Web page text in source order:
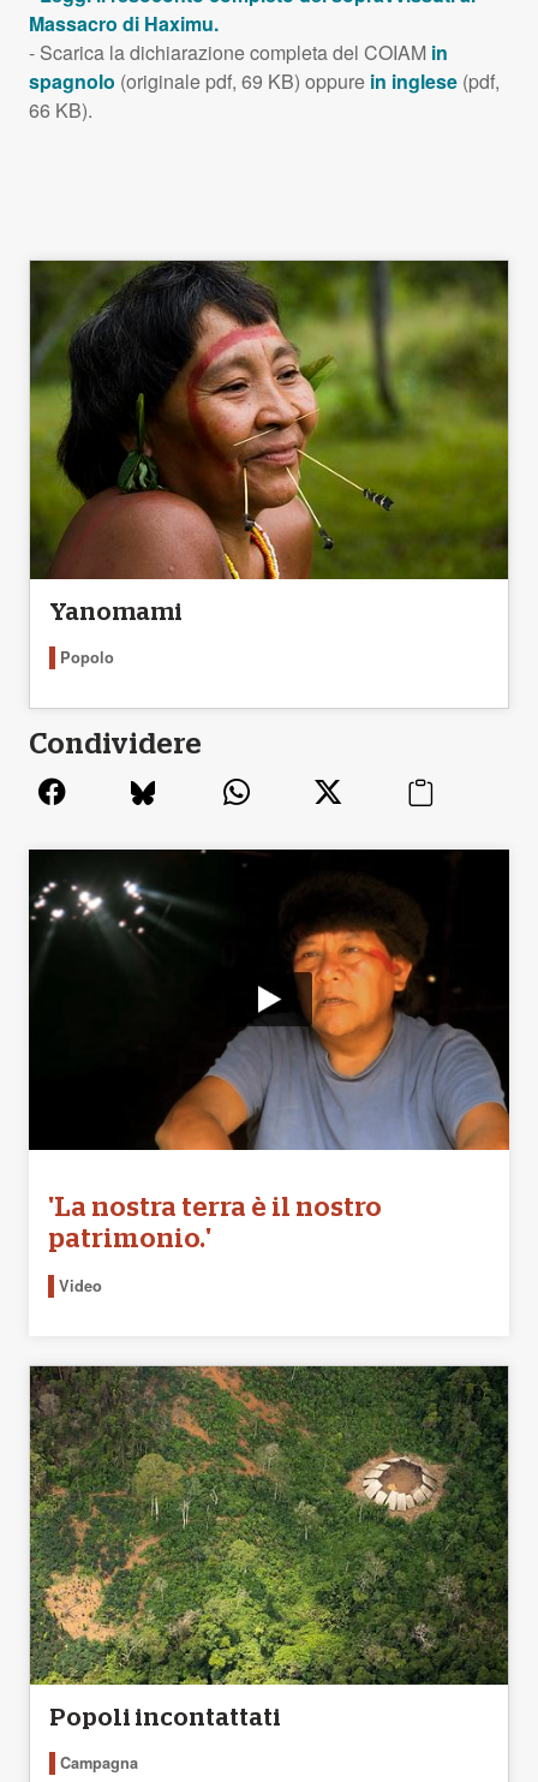
Massacro di Haximu.
- Scarica la dichiarazione completa del COIAM in
spagnolo (originale pdf, 69 KB) oppure in inglese (pdf,
66 KB).
Yanomami
Popolo
Condividere
'La nostra terra è il nostro
patrimonio.'
Video
Popoli incontattati
Campagna